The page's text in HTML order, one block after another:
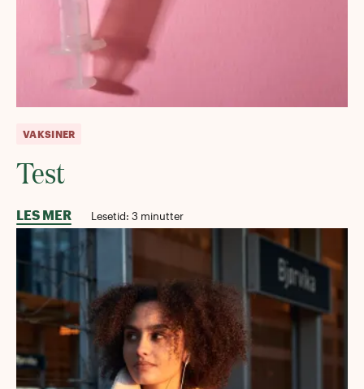
VAKSINER
Test
LES MER Lesetid: 3 minutter